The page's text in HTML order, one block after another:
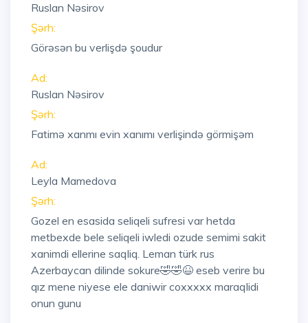
Ruslan Nəsirov
Şərh:
Görəsən bu verlişdə şoudur
Ad:
Ruslan Nəsirov
Şərh:
Fatimə xanmı evin xanımı verlişində görmişəm
Ad:
Leyla Mamedova
Şərh:
Gozel en esasida seliqeli sufresi var hetda
metbexde bele seliqeli iwledi ozude semimi sakit
xanimdi ellerine saqliq. Leman türk rus
Azerbaycan dilinde sokure🤣🤣😆 eseb verire bu
qız mene niyese ele daniwir coxxxxx maraqlidi
onun gunu